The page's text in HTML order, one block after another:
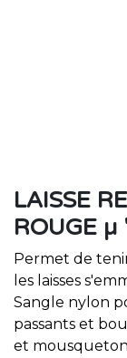
LAISSE
ROUGE
Permet de
les laisses
Sangle nylon
passants et
et